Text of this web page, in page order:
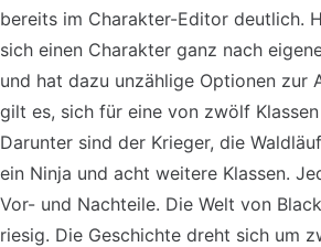
bereits im Charakter-Editor deutlich.
sich einen Charakter ganz nach
und hat dazu unzählige Optionen zur
gilt es, sich für eine von zwölf
Darunter sind der Krieger, die
ein Ninja und acht weitere Klassen.
Vor- und Nachteile. Die Welt von
riesig. Die Geschichte dreht sich um